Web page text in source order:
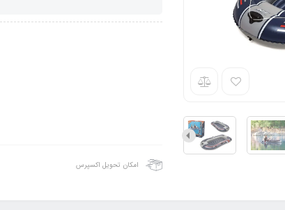
امکان تحویل اکسپرس